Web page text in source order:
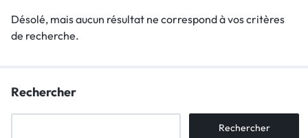
Désolé, mais aucun résultat ne correspond à vos critères
de recherche.
Rechercher
Rechercher